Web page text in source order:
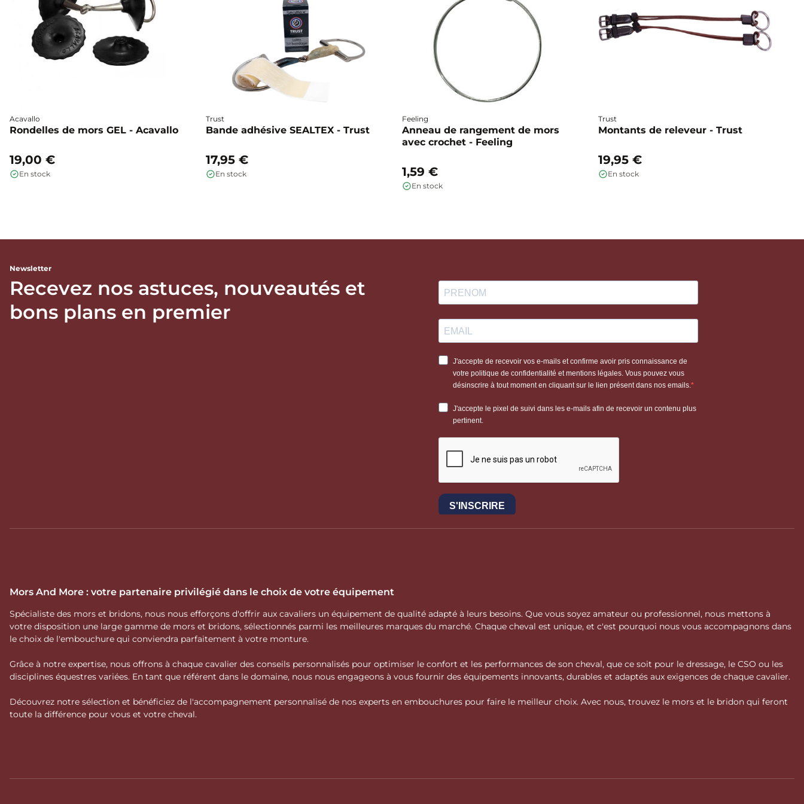
Acavallo
Rondelles de mors GEL - Acavallo
19,00 €
En stock
Trust
Bande adhésive SEALTEX - Trust
17,95 €
En stock
Feeling
Anneau de rangement de mors
avec crochet - Feeling
1,59 €
En stock
Trust
Montants de releveur - Trust
19,95 €
En stock
Newsletter
Recevez nos astuces, nouveautés et
bons plans en premier
Mors And More : votre partenaire privilégié dans le choix de votre équipement
Spécialiste des mors et bridons, nous nous efforçons d'offrir aux cavaliers un équipement de qualité adapté à leurs besoins. Que vous soyez amateur ou professionnel, nous mettons à
votre disposition une large gamme de mors et bridons, sélectionnés parmi les meilleures marques du marché. Chaque cheval est unique, et c'est pourquoi nous vous accompagnons dans
le choix de l'embouchure qui conviendra parfaitement à votre monture.
Grâce à notre expertise, nous offrons à chaque cavalier des conseils personnalisés pour optimiser le confort et les performances de son cheval, que ce soit pour le dressage, le CSO ou les
disciplines équestres variées. En tant que référent dans le domaine, nous nous engageons à vous fournir des équipements innovants, durables et adaptés aux exigences de chaque cavalier.
Découvrez notre sélection et bénéficiez de l'accompagnement personnalisé de nos experts en embouchures pour faire le meilleur choix. Avec nous, trouvez le mors et le bridon qui feront
toute la différence pour vous et votre cheval.